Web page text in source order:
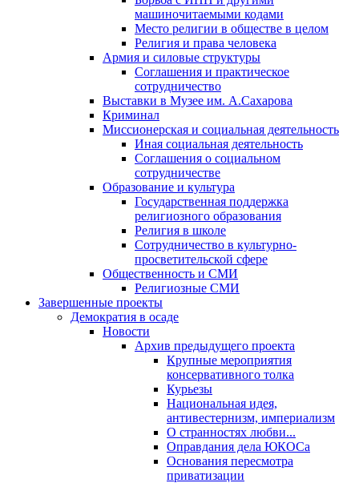
машиночитаемыми кодами
Место религии в обществе в целом
Религия и права человека
Армия и силовые структуры
Соглашения и практическое
сотрудничество
Выставки в Музее им. А.Сахарова
Криминал
Миссионерская и социальная деятельность
Иная социальная деятельность
Соглашения о социальном
сотрудничестве
Образование и культура
Государственная поддержка
религиозного образования
Религия в школе
Сотрудничество в культурно-
просветительской сфере
Общественность и СМИ
Религиозные СМИ
Завершенные проекты
Демократия в осаде
Новости
Архив предыдущего проекта
Крупные мероприятия
консервативного толка
Курьезы
Национальная идея,
антивестернизм, империализм
О странностях любви...
Оправдания дела ЮКОСа
Основания пересмотра
приватизации